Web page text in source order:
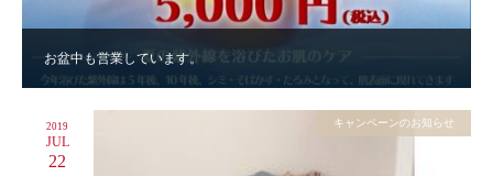
お盆中も営業しています。
2019
JUL
22
キャンペーンのお知らせ